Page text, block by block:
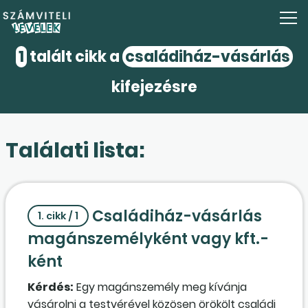
1talált cikk a családiház-vásárlás
kifejezésre
Találati lista:
1. cikk / 1
Családiház-vásárlás
magánszemélyként vagy kft.-
ként
Kérdés: Egy magánszemély meg kívánja
vásárolni a testvérével közösen örökölt családi